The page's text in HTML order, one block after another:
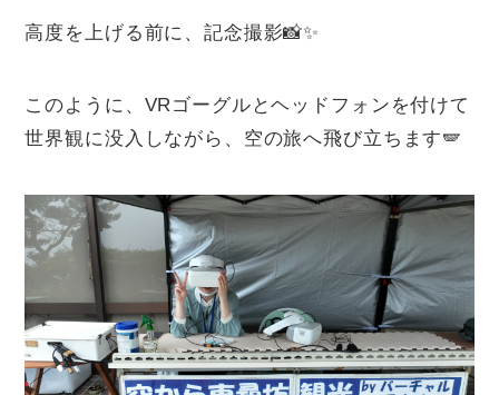
高度を上げる前に、記念撮影📸✨
このように、VRゴーグルとヘッドフォンを付けて
世界観に没入しながら、空の旅へ飛び立ちます🪽